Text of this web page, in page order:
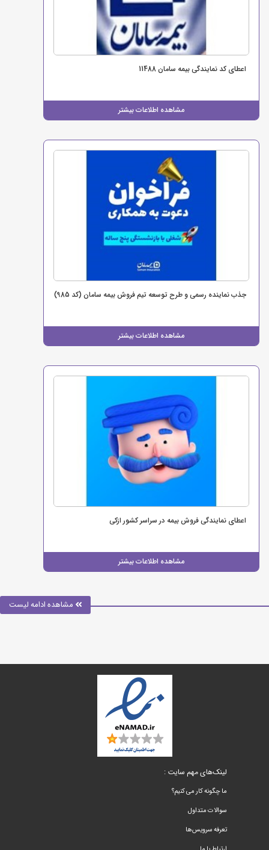
اعطای کد نمایندگی بیمه سامان 11488
مشاهده اطلاعات بیشتر
جذب نماینده رسمی و طرح توسعه تیم فروش بیمه سامان (کد 985)
مشاهده اطلاعات بیشتر
اعطای نمایندگی فروش بیمه در سراسر کشور ازکی
مشاهده اطلاعات بیشتر
مشاهده ادامه لیست
لینک‌های مهم سایت :
ما چگونه کار می کنیم؟
سوالات متداول
تعرفه سرویس‌ها